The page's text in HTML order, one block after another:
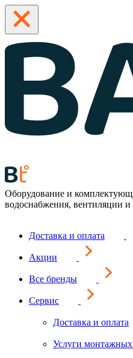
Оборудование и
водоснабжения, вентиляции
Доставка и оплата
Акции
Все бренды
Сервис
Доставка и оплата
Услуги монтажных